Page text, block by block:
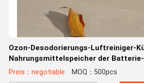
Ozon-Desodorierungs-Luftreiniger-
Nahrungsmittelspeicher der
Preis：negotiable MOQ：500pcs